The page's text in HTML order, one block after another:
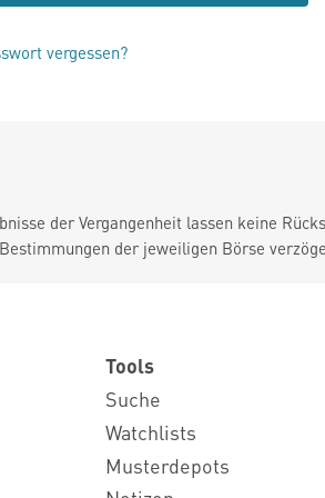
vergessen?
der Vergangenheit lassen keine
der jeweiligen Börse
Tools
Suche
Watchlists
Musterdepots